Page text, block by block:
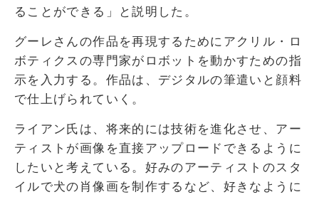
ることができる」と説明した。
グーレさんの作品を再現するためにアクリル・ロ
ボティクスの専門家がロボットを動かすための指
示を入力する。作品は、デジタルの筆遣いと顔料
で仕上げられていく。
ライアン氏は、将来的には技術を進化させ、アー
ティストが画像を直接アップロードできるように
したいと考えている。好みのアーティストのスタ
イルで犬の肖像画を制作するなど、好きなように